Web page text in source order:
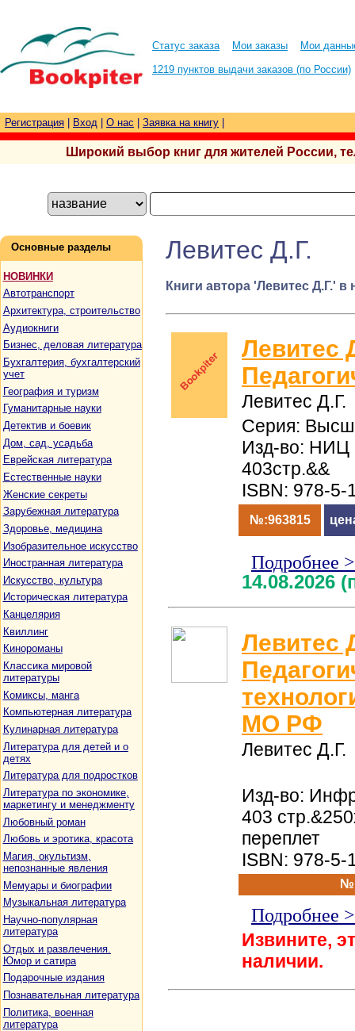
Статус заказа Мои заказы
Мои
1219 пунктов выдачи заказов (по России)
Регистрация Вход О нас Заявка на книгу
Широкий выбор книг для жителей России,
Основные разделы
НОВИНКИ
Автотранспорт
Архитектура, строительство
Аудиокниги
Бизнес, деловая литература
Бухгалтерия, бухгалтерский
учет
География и туризм
Гуманитарные науки
Детектив и боевик
Дом, сад, усадьба
Еврейская литература
Естественные науки
Женские секреты
Зарубежная литература
Здоровье, медицина
Изобразительное искусство
Иностранная литература
Искусство, культура
Историческая литература
Канцелярия
Квиллинг
Кинороманы
Классика мировой
литературы
Комиксы, манга
Компьютерная литература
Кулинарная литература
Литература для детей и о
детях
Литература для подростков
Литература по экономике,
маркетингу и менеджменту
Любовный роман
Любовь и эротика, красота
Магия, окультизм,
непознанные явления
Мемуары и биографии
Музыкальная литература
Научно-популярная
литература
Отдых и развлечения.
Юмор и сатира
Подарочные издания
Познавательная литература
Политика, военная
литература
Левитес Д.Г.
Книги автора 'Левитес Д.Г.'
Левитес
Левитес Д.Г.
Серия:
Изд-во:
403стр.&&
ISBN: 978-5-
№:963815
Подробнее
14.08.2026
Левитес
МО РФ
Левитес Д.Г.
Изд-во:
403
переплет
ISBN: 978-5-
Подробнее
Извините,
наличии.